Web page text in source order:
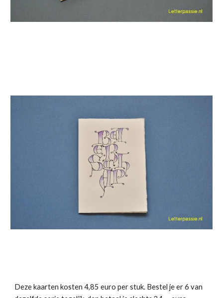
Deze kaarten kosten 4,85 euro per stuk. Bestel je er 6 van